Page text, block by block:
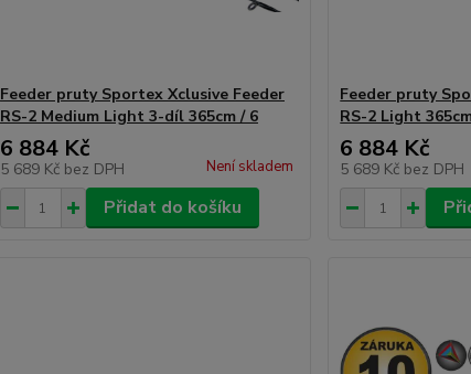
Feeder pruty Sportex Xclusive Feeder
RS-2 Medium Light 3-díl 365cm / 6
6 884 Kč
5 689 Kč bez DPH Není skladem
Přidat do košíku
Feeder pruty
RS-2 Light
6 884 Kč
5 689 Kč bez DPH